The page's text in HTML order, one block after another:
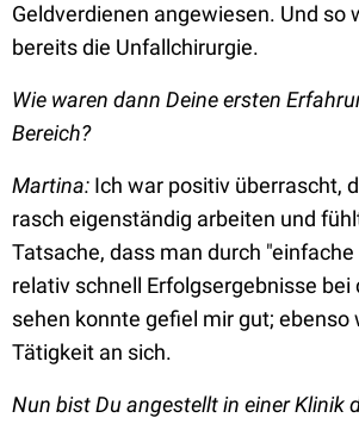
Geldverdienen angewiesen. Und so
bereits die Unfallchirurgie.
Wie waren dann Deine ersten
Bereich?
Martina: Ich war positiv überrascht,
rasch eigenständig arbeiten und
Tatsache, dass man durch "einfache
relativ schnell Erfolgsergebnisse bei
sehen konnte gefiel mir gut; ebenso
Tätigkeit an sich.
Nun bist Du angestellt in einer Klinik